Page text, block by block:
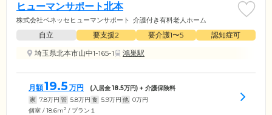
ヒューマンサポート北本
株式会社ベネッセヒューマンサポート 介護付き有料老人ホーム
自立 要支援2 要介護1〜5
認知症可
埼玉県北本市山中1-165-1
鴻巣駅
月額19.5 万円 (入居金18.5万円) + 介護保険料
家 7.8万円 管 5.8万円 食 5.9万円 他 0万円
個室 / 18.6m2 / プラン１